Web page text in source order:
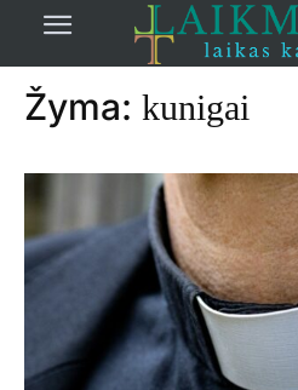
žymos Kunigai
Žyma: kunigai